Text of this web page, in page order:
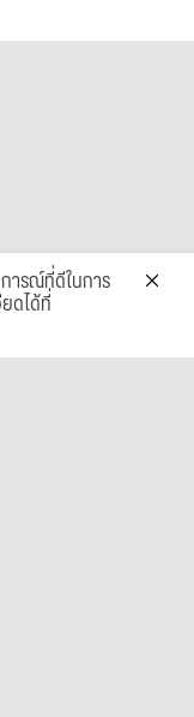
ารณ์ที่ดีในการ
ดได้ที่